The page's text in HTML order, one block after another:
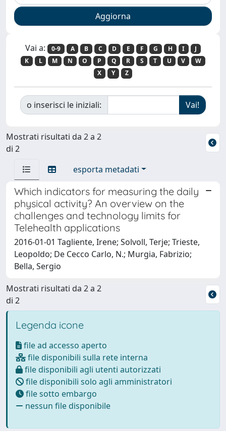
Vai a: 0-9 A B C D E F G H I
J
K
L M N O P Q R S T U V
W
X
Y Z
o inserisci le iniziali:
Mostrati risultati da 2 a 2
di 2
esporta metadati
Which indicators for measuring the daily
physical activity? An overview on the
challenges and technology limits for
Telehealth applications
2016-01-01 Tagliente, Irene; Solvoll, Terje; Trieste,
Leopoldo; De Cecco Carlo, N.; Murgia, Fabrizio;
Bella, Sergio
Mostrati risultati da 2 a 2
di 2
Legenda icone
file ad accesso aperto
file disponibili sulla rete interna
file disponibili agli utenti autorizzati
file disponibili solo agli amministratori
file sotto embargo
nessun file disponibile